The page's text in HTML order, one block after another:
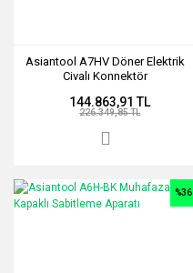
Asiantool A7HV Döner Elektrik
Civalı Konnektör
144.863,91 TL
226.349,85 TL
%36